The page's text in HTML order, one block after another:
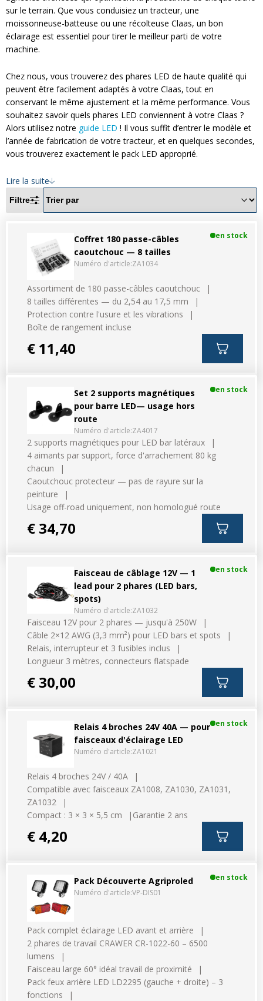
Divers
Questions fréquemment posées
Blog AgriproLED.fr
Contact
09 70 24 66 76
+33 6 02 07 35 61
Divers
Voir tout
sur le terrain. Que vous conduisiez un tracteur, une
moissonneuse-batteuse ou une récolteuse Claas, un bon
éclairage est essentiel pour tirer le meilleur parti de votre
machine.
Chez nous, vous trouverez des phares LED de haute qualité qui
peuvent être facilement adaptés à votre Claas, tout en
conservant le même ajustement et la même performance. Vous
souhaitez savoir quels phares LED conviennent à votre Claas ?
Alors utilisez notre guide LED ! Il vous suffit d’entrer le modèle et
l’année de fabrication de votre tracteur, et en quelques secondes,
vous trouverez exactement le pack LED approprié.
Lire la suite
Filtre
Coffret 180 passe-câbles
caoutchouc — 8 tailles
Numéro d'article:ZA1034
en stock
Assortiment de 180 passe-câbles caoutchouc
8 tailles différentes — du 2,54 au 17,5 mm
Protection contre l'usure et les vibrations
Boîte de rangement incluse
€ 11,40
Set 2 supports magnétiques
pour barre LED— usage hors
route
Numéro d'article:ZA4017
en stock
2 supports magnétiques pour LED bar latéraux
4 aimants par support, force d'arrachement 80 kg
chacun
Caoutchouc protecteur — pas de rayure sur la
peinture
Usage off-road uniquement, non homologué route
€ 34,70
Faisceau de câblage 12V — 1
lead pour 2 phares (LED bars,
spots)
Numéro d'article:ZA1032
en stock
Faisceau 12V pour 2 phares — jusqu'à 250W
Câble 2×12 AWG (3,3 mm²) pour LED bars et spots
Relais, interrupteur et 3 fusibles inclus
Longueur 3 mètres, connecteurs flatspade
€ 30,00
Relais 4 broches 24V 40A — pour
faisceaux d'éclairage LED
Numéro d'article:ZA1021
en stock
Relais 4 broches 24V / 40A
Compatible avec faisceaux ZA1008, ZA1030, ZA1031,
ZA1032
Compact : 3 × 3 × 5,5 cm
Garantie 2 ans
€ 4,20
Pack Découverte Agriproled
Numéro d'article:VP-DIS01
en stock
Pack complet éclairage LED avant et arrière
2 phares de travail CRAWER CR-1022-60 – 6500
lumens
Faisceau large 60° idéal travail de proximité
Pack feux arrière LED LD2295 (gauche + droite) – 3
fonctions